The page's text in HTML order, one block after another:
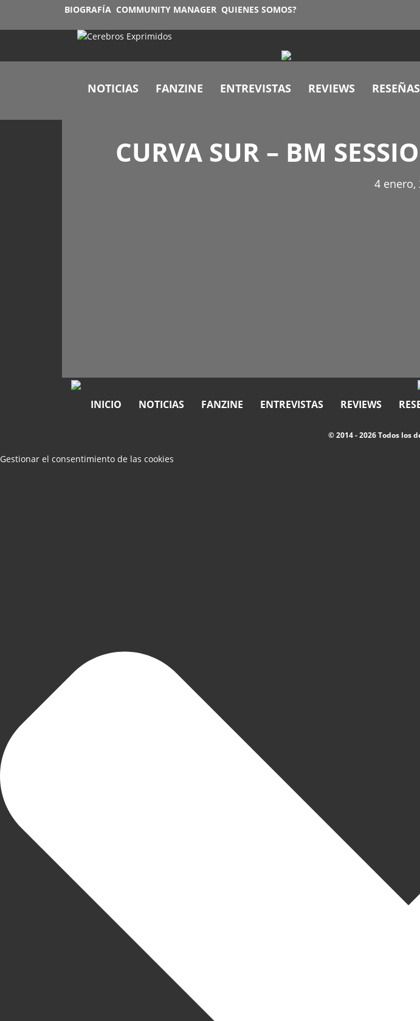
BIOGRAFÍA COMMUNITY MANAGER QUIENES SOMOS?
NOTICIAS FANZINE ENTREVISTAS REVIEWS RESEÑAS
CURVA SUR – BM
4 enero,
INICIO NOTICIAS FANZINE ENTREVISTAS REVIEWS
© 2014 - 2026 Todos los
Gestionar el consentimiento de las cookies